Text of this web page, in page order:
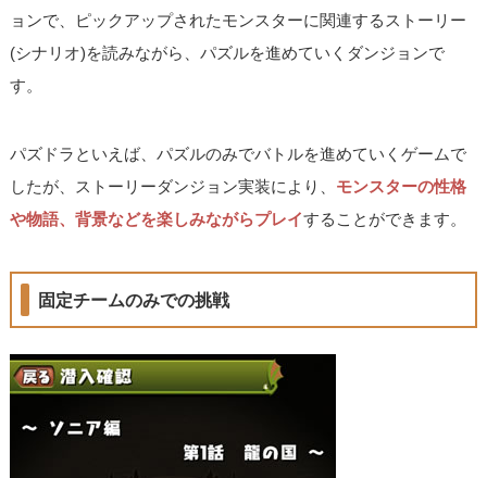
ョンで、ピックアップされたモンスターに関連するストーリー
(シナリオ)を読みながら、パズルを進めていくダンジョンで
す。
パズドラといえば、パズルのみでバトルを進めていくゲームで
したが、ストーリーダンジョン実装により、 モンスターの性格
や物語、背景などを楽しみながらプレイすることができます。
固定チームのみでの挑戦